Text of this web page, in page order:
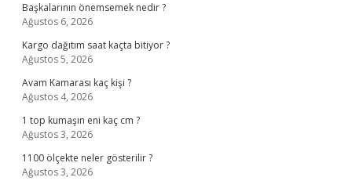
Başkalarının önemsemek nedir ?
Ağustos 6, 2026
Kargo dağıtım saat kaçta bitiyor ?
Ağustos 5, 2026
Avam Kamarası kaç kişi ?
Ağustos 4, 2026
1 top kumaşın eni kaç cm ?
Ağustos 3, 2026
1100 ölçekte neler gösterilir ?
Ağustos 3, 2026